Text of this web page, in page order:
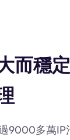
而穩
9000多萬IP